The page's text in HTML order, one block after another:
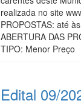
realizada no site
PROPOSTAS: até
ABERTURA DAS
TIPO: Menor Preço
Edital 09/